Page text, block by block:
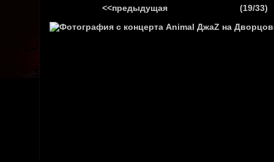
<<предыдущая (19/33)